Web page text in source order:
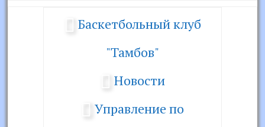
Баскетбольный клуб
"Тамбов"
Новости
Управление по